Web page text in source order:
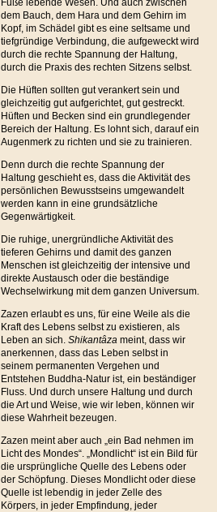
Füße lebende Wesen. Und auch zwischen
dem Bauch, dem Hara und dem Gehirn im
Kopf, im Schädel gibt es eine seltsame und
tiefgründige Verbindung, die aufgeweckt wird
durch die rechte Spannung der Haltung,
durch die Praxis des rechten Sitzens selbst.
Die Hüften sollten gut verankert sein und
gleichzeitig gut aufgerichtet, gut gestreckt.
Hüften und Becken sind ein grundlegender
Bereich der Haltung. Es lohnt sich, darauf ein
Augenmerk zu richten und sie zu trainieren.
Denn durch die rechte Spannung der
Haltung geschieht es, dass die Aktivität des
persönlichen Bewusstseins umgewandelt
werden kann in eine grundsätzliche
Gegenwärtigkeit.
Die ruhige, unergründliche Aktivität des
tieferen Gehirns und damit des ganzen
Menschen ist gleichzeitig der intensive und
direkte Austausch oder die beständige
Wechselwirkung mit dem ganzen Universum.
Zazen erlaubt es uns, für eine Weile als die
Kraft des Lebens selbst zu existieren, als
Leben an sich. Shikantâzameint, dass wir
anerkennen, dass das Leben selbst in
seinem permanenten Vergehen und
Entstehen Buddha-Natur ist, ein beständiger
Fluss. Und durch unsere Haltung und durch
die Art und Weise, wie wir leben, können wir
diese Wahrheit bezeugen.
Zazen meint aber auch „ein Bad nehmen im
Licht des Mondes“. „Mondlicht“ ist ein Bild für
die ursprüngliche Quelle des Lebens oder
der Schöpfung. Dieses Mondlicht oder diese
Quelle ist lebendig in jeder Zelle des
Körpers, in jeder Empfindung, jeder